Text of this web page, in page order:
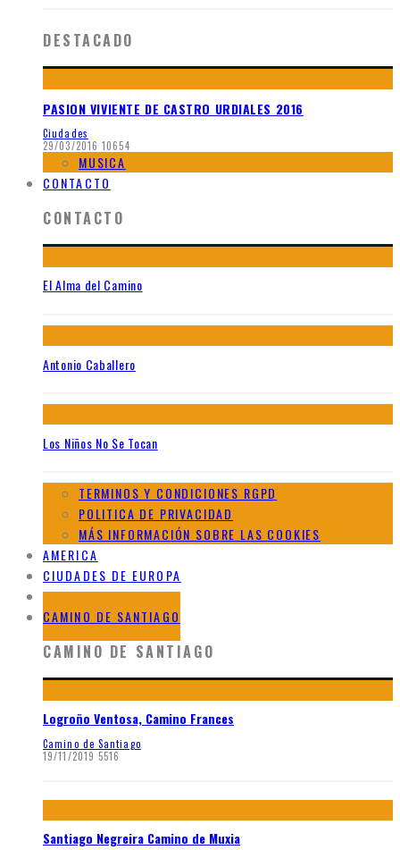
DESTACADO
PASION VIVIENTE DE CASTRO URDIALES 2016
Ciudades
29/03/2016 10654
MUSICA
CONTACTO
CONTACTO
El Alma del Camino
Antonio Caballero
Los Niños No Se Tocan
TERMINOS Y CONDICIONES RGPD
POLITICA DE PRIVACIDAD
MÁS INFORMACIÓN SOBRE LAS COOKIES
AMERICA
CIUDADES DE EUROPA
GALERIAS DE AFRICA
CAMINO DE SANTIAGO
CAMINO DE SANTIAGO
Logroño Ventosa, Camino Frances
Camino de Santiago
19/11/2019 5516
Santiago Negreira Camino de Muxia